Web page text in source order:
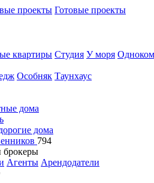
проекты Готовые проекты
квартиры Студия У моря
Особняк Таунхаус
дома
дома
794
брокеры
Агенты Арендодатели